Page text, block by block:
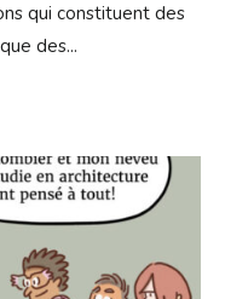
qui constituent des
des...